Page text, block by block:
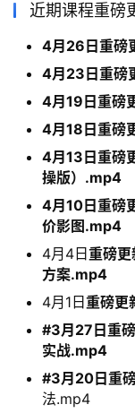
近期课程重磅
4月26日重磅
4月23日重磅
4月19日重磅
4月18日重磅
4月13日重磅
操版）.mp4
4月10日重磅
价影图.mp4
4月4日 重磅
方案.mp4
4月1日 重磅更
#3月27日重
实战.mp4
#3月20日重磅
法.mp4